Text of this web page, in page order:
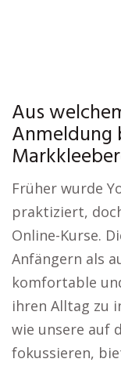
Aus
Anmeldung
Früher wurde
praktiziert,
Online-Kurse.
Anfängern als
komfortable
ihren Alltag zu
wie unsere auf
fokussieren,